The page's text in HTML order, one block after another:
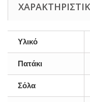
Υλικό
Πατάκι
Σόλα